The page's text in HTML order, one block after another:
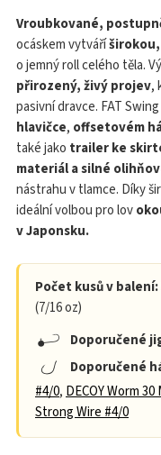
Vroubkované,
ocáskem vytváří
o jemný roll celého těla.
přirozený, živý projev,
pasivní dravce. FAT
hlavičce, offsetovém
také jako trailer ke
materiál a silné
nástrahu v tlamce. Díky
ideální volbou pro lov
v Japonsku.
Počet kusů v balení:
(7/16 oz)
Doporučené
Doporučené
#4/0, DECOY Worm
Strong Wire #4/0